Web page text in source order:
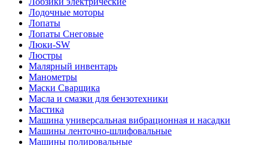
Лодочные моторы
Лопаты
Лопаты Снеговые
Люки-SW
Люстры
Малярный инвентарь
Манометры
Маски Сварщика
Масла и смазки для бензотехники
Мастика
Машина универсальная вибрационная и насадки
Машины ленточно-шлифовальные
Машины полировальные